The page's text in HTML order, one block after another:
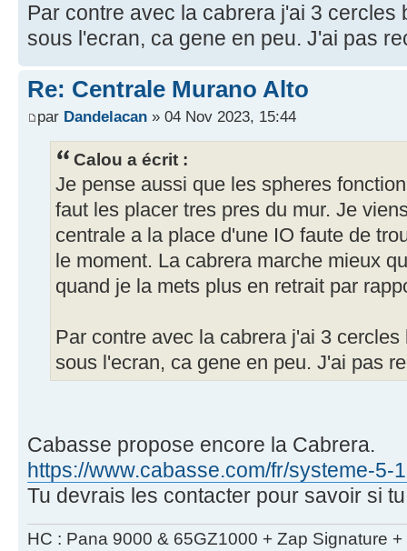
Par contre avec la cabrera j'ai 3 cercles
sous l'ecran, ca gene en peu. J'ai pas
Re: Centrale Murano Alto
par Dandelacan » 04 Nov 2023, 15:44
Calou a écrit :
Je pense aussi que les spheres
faut les placer tres pres du mur. Je
centrale a la place d'une IO faute de
le moment. La cabrera marche mieux
quand je la mets plus en retrait par
Par contre avec la cabrera j'ai 3
sous l'ecran, ca gene en peu. J'ai pas
Cabasse propose encore la Cabrera.
https://www.cabasse.com/fr/systeme-5-
Tu devrais les contacter pour savoir si
HC : Pana 9000 & 65GZ1000 + Zap Signature